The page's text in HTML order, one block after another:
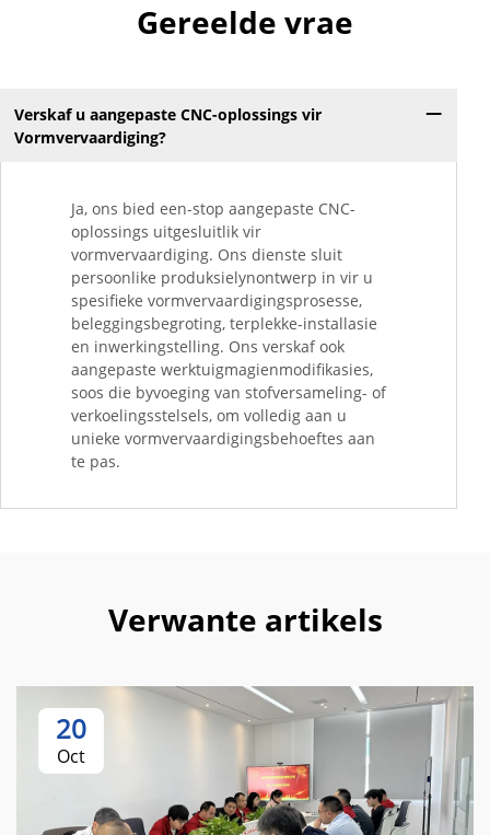
Gereelde vrae
Verskaf u aangepaste CNC-oplossings vir
Vormvervaardiging?
Ja, ons bied een-stop aangepaste CNC-
oplossings uitgesluitlik vir
vormvervaardiging. Ons dienste sluit
persoonlike produksielynontwerp in vir u
spesifieke vormvervaardigingsprosesse,
beleggingsbegroting, terplekke-installasie
en inwerkingstelling. Ons verskaf ook
aangepaste werktuigmagienmodifikasies,
soos die byvoeging van stofversameling- of
verkoelingsstelsels, om volledig aan u
unieke vormvervaardigingsbehoeftes aan
te pas.
Verwante artikels
20
Oct